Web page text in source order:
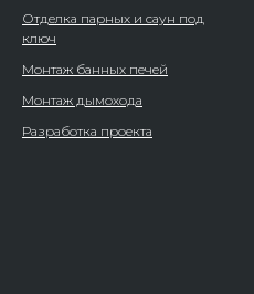
Отделка парных и саун под
ключ
Монтаж банных печей
Монтаж дымохода
Разработка проекта